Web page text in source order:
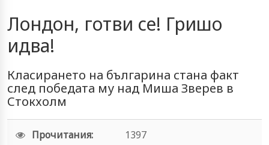
Лондон, готви се! Гришо
идва!
Класирането на българина стана факт
след победата му над Миша Зверев в
Стокхолм
Прочитания:
1397